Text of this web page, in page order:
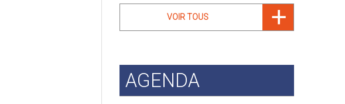
VOIR TOUS
AGENDA